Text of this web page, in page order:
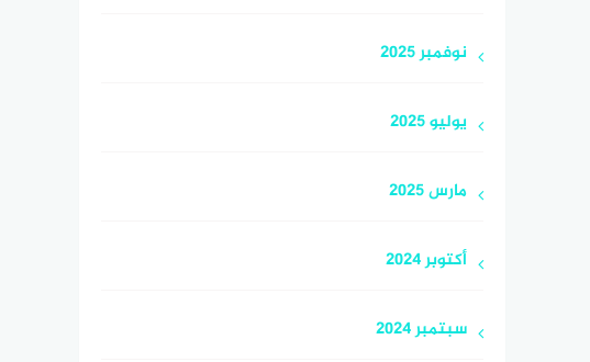
نوفمبر 2025
يوليو 2025
مارس 2025
أكتوبر 2024
سبتمبر 2024